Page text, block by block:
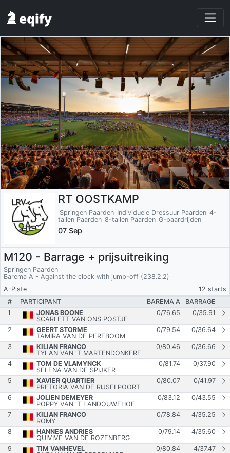
RT OOSTKAMP
Springen Paarden Individuele Dressuur Paarden 4-
tallen Paarden 8-tallen Paarden G-paardrijden
07 Sep
M120 - Barrage + prijsuitreiking
Springen Paarden
Barema A - Against the clock with jump-off (238.2.2)
A-Piste
12 starts
#
PARTICIPANT BAREMA A
BARRAGE
1
JONAS BOONE
SCARLETT VAN ONS POSTJE
0/76.65 0/35.91
2
GEERT STORME
TAMIRA VAN DE PEREBOOM
0/79.54 0/36.64
3
KILIAN FRANCO
TYLAN VAN 'T MARTENDONKERF
0/80.46 0/36.66
4
TOM DE VLAMYNCK
SELENA VAN DE SPIJKER
0/81.74 0/37.90
5
XAVIER QUARTIER
PRETORIA VAN DE RIJSELPOORT
0/80.07 0/41.97
6
JOLIEN DEMEYER
POPPY VAN 'T LANDOUWEHOF
0/83.12 0/43.55
7
KILIAN FRANCO
ROMY
0/78.84 4/35.25
8
HANNES ANDRIES
QUIVIVE VAN DE ROZENBERG
0/79.14 4/35.60
9
TIM VANHEVEL
0/80.84 4/37.47